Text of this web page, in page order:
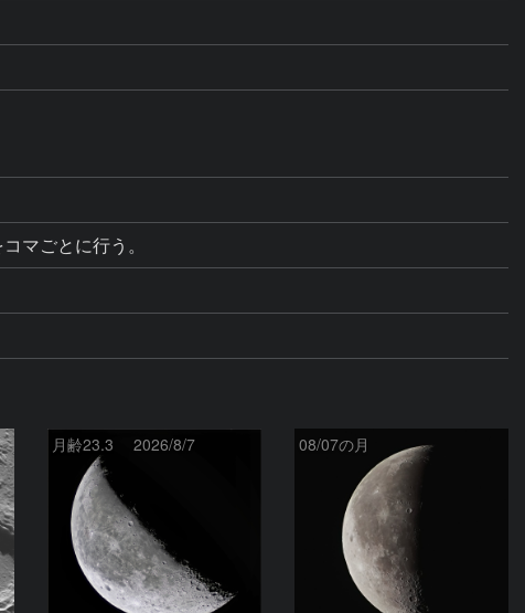
マごとに行う。
月齢23.3 2026/8/7 08/07の月